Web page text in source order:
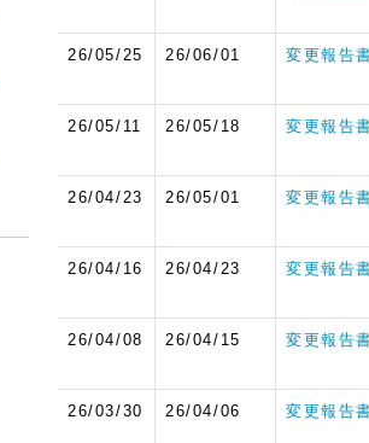
26/05/25 26/06/01 変更報告
26/05/11 26/05/18 変更報告
26/04/23 26/05/01 変更報告
26/04/16 26/04/23 変更報告
26/04/08 26/04/15 変更報告
26/03/30 26/04/06 変更報告